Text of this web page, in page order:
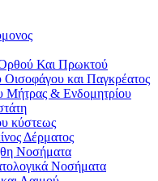
Και Πρωκτού
Οισοφάγου και Παγκρέατος
Μήτρας & Ενδομητρίου
κύστεως
Δέρματος
Νοσήματα
Νοσήματα